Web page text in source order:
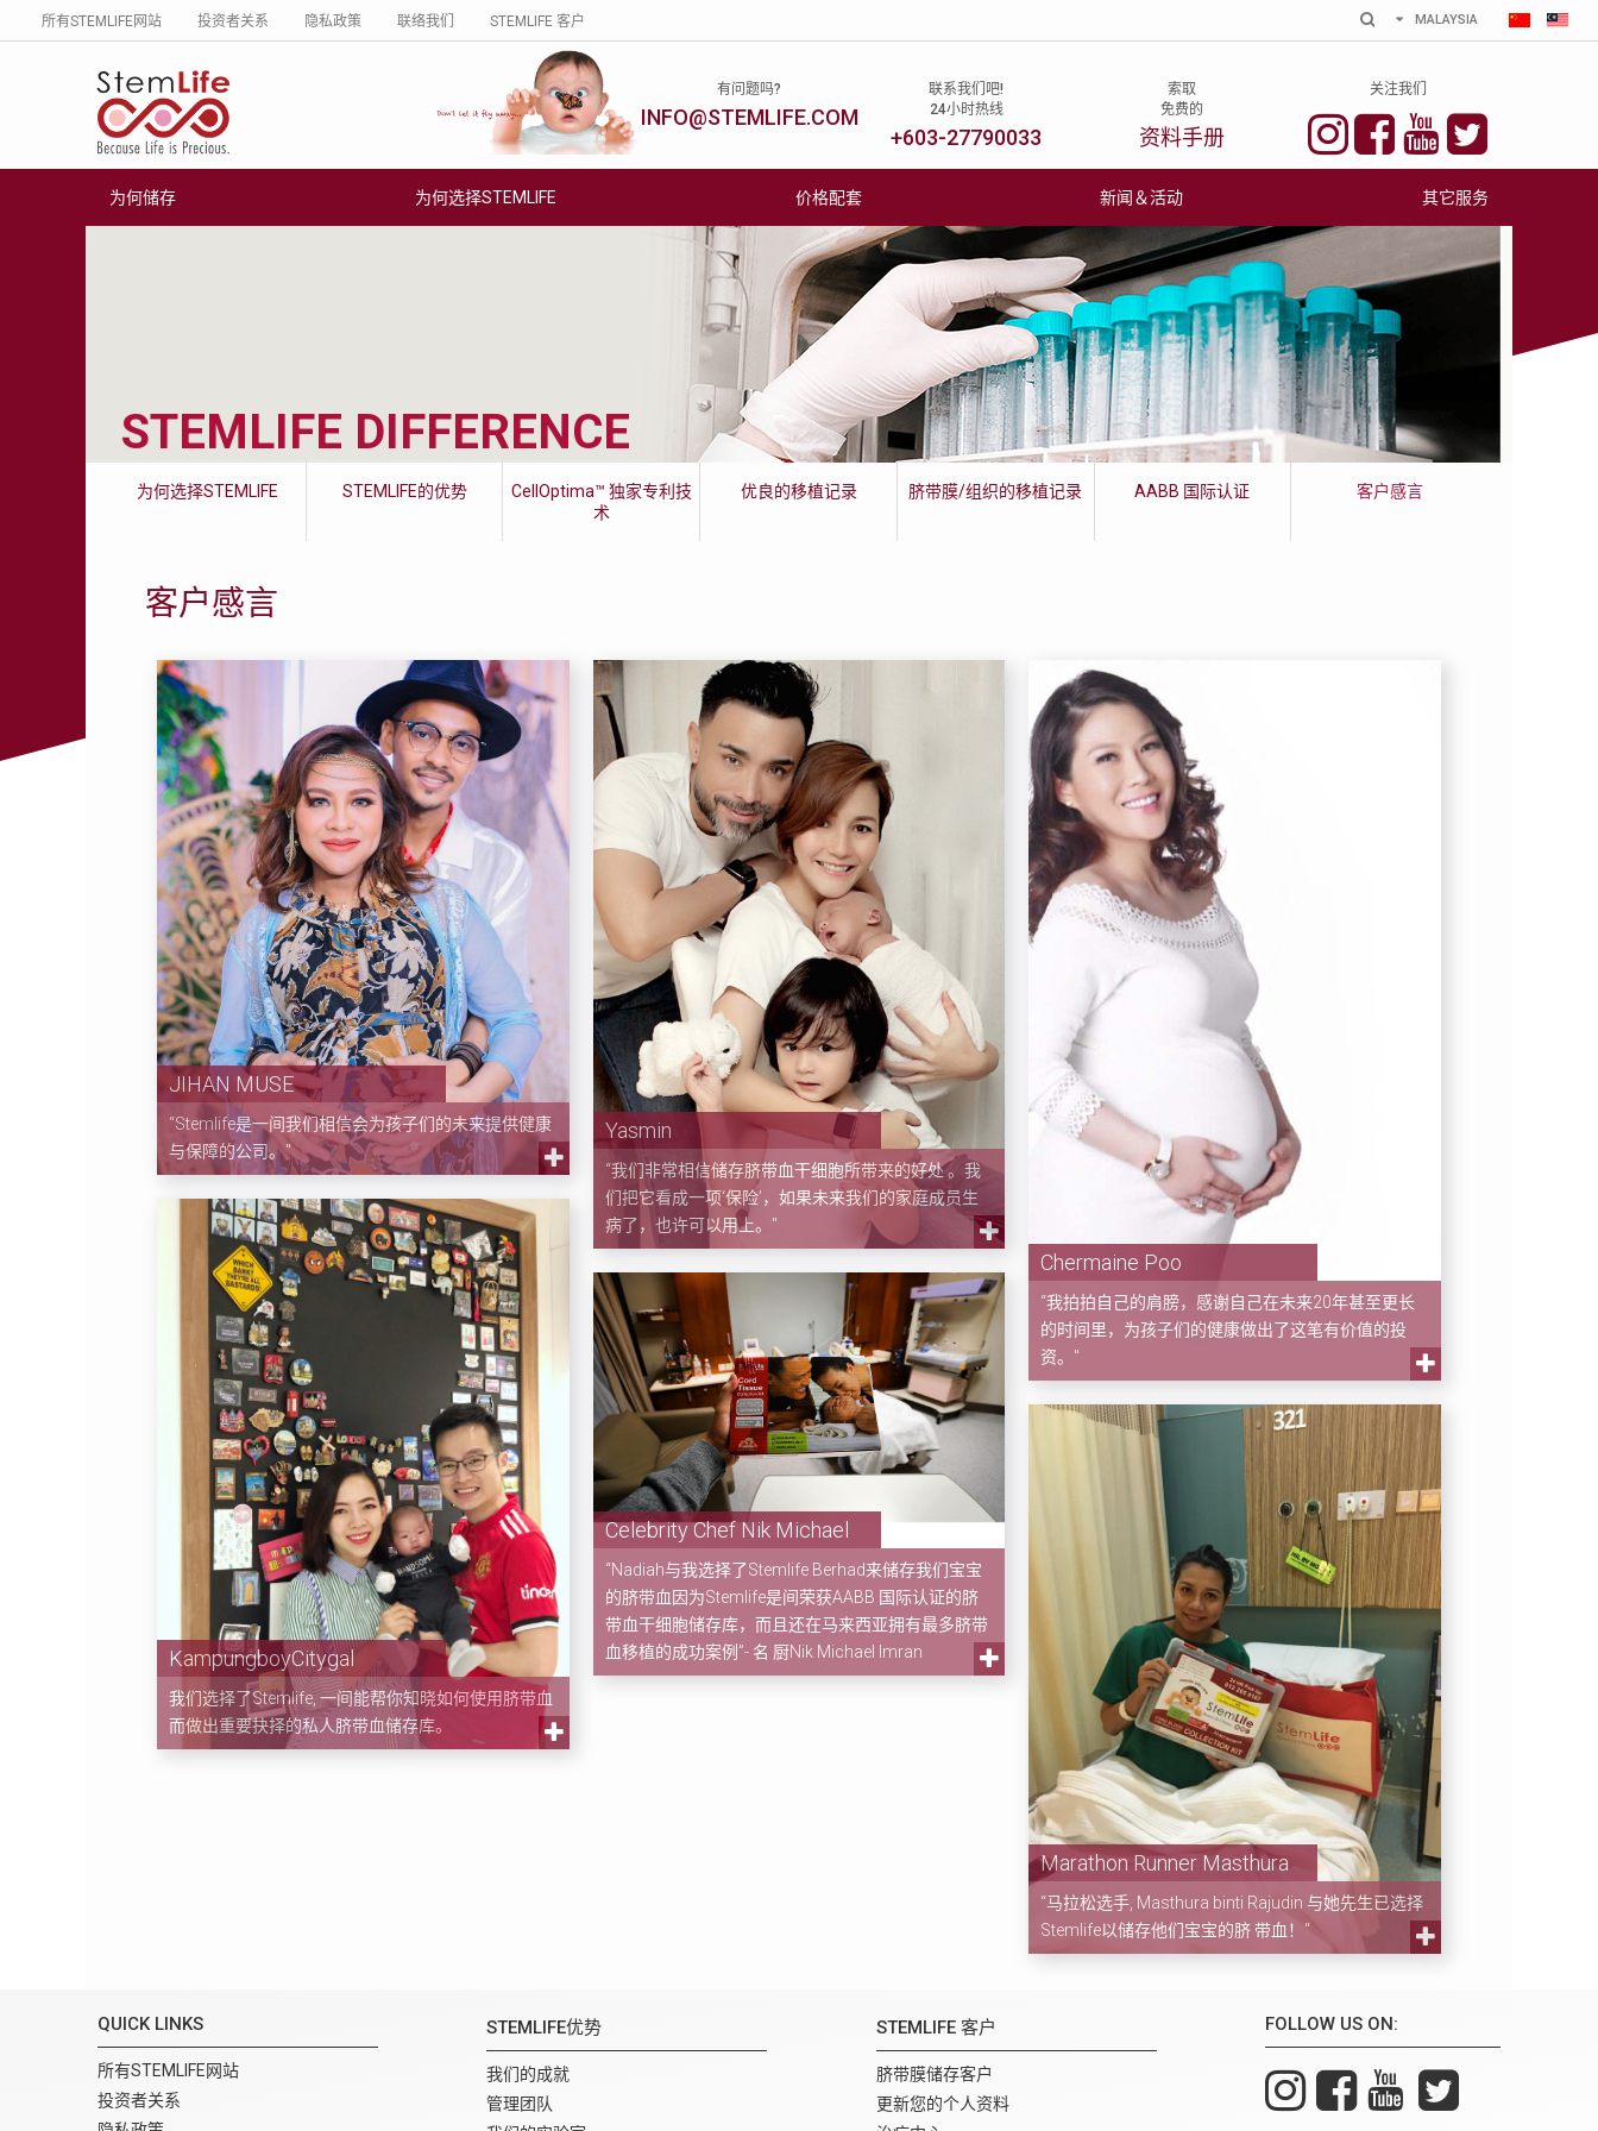
所有STEMLIFE网站 投资者关系 隐私政策 联络我们 STEMLIFE 客户 MALAYSIA
INDIA
(CORDLIFE)
HONG KONG
INDONESIA
BANGLADESH
STEMLIFE BERHAD
Secure your family's future health by
storing your newborn's stem cells with
StemLife, the pioneer of the cord blood
banking industry in Malaysia.
If you’re pregnant or your baby is less than
6 months old, find out if your baby is
carrying life-threatening metabolic
disorders that could affect his future.
VISIT WEBSITE
有问题吗?
INFO@STEMLIFE.COM
联系我们吧!
24小时热线
+603-27790033
索取
免费的
资料手册
关注我们
INSTAGRAM
FACEBOOK
YOU TUBETWITTER
为何储存
登记步骤
脐带血的收取步骤
储存指南
真人真事
干细胞治疗医疗机构
储存脐带血和冠状病毒的常见问题
脐带膜的的收取步骤
有关脐带膜的常见问题
为何选择STEMLIFE
优良的移植记录
脐带膜/组织的移植记录
我们的专属递送团队
加入我们
价格配套 新闻＆活动
Cordlife Webinars
StemLife 赠品
朋友推荐
活动更新
其它服务
STEMLIFE DIFFERENCE
为何选择STEMLIFE STEMLIFE的优势
CellOptima™ 独家专利技
术
优良的移植记录 脐带膜/组织的移植记录 AABB 国际认证 客户感言
客户感言
JIHAN MUSE
“Stemlife是一间我们相信会为孩子们的未来提供健康
与保障的公司。"
KampungboyCitygal
我们选择了Stemlife, 一间能帮你知晓如何使用脐带血
而做出重要抉择的私人脐带血储存库。
Yasmin
“我们非常相信储存脐带血干细胞所带来的好处 。我
们把它看成一项‘保险’，如果未来我们的家庭成员生
病了，也许可以用上。"
Celebrity Chef Nik Michael
“Nadiah与我选择了Stemlife Berhad来储存我们宝宝
的脐带血因为Stemlife是间荣获AABB 国际认证的脐
带血干细胞储存库，而且还在马来西亚拥有最多脐带
血移植的成功案例”- 名 厨Nik Michael Imran
Chermaine Poo
“我拍拍自己的肩膀，感谢自己在未来20年甚至更长
的时间里，为孩子们的健康做出了这笔有价值的投
资。"
Marathon Runner Masthura
“马拉松选手, Masthura binti Rajudin 与她先生已选择
Stemlife以储存他们宝宝的脐 带血！"
QUICK LINKS
所有STEMLIFE网站
投资者关系
STEMLIFE优势
我们的成就
管理团队
STEMLIFE 客户
脐带膜储存客户
更新您的个人资料
FOLLOW US ON:
InstagramFacebook
You TubeTwitter